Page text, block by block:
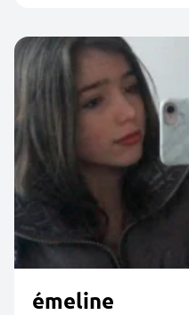
émeline